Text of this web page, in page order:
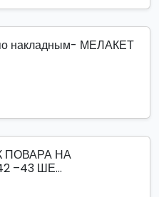
накладным- МЕЛАКЕТ
НА
–43 ШЕ...